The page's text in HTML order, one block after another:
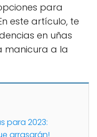
para
este artículo, te
en uñas
manicura a la
para 2023:
arrasarán!